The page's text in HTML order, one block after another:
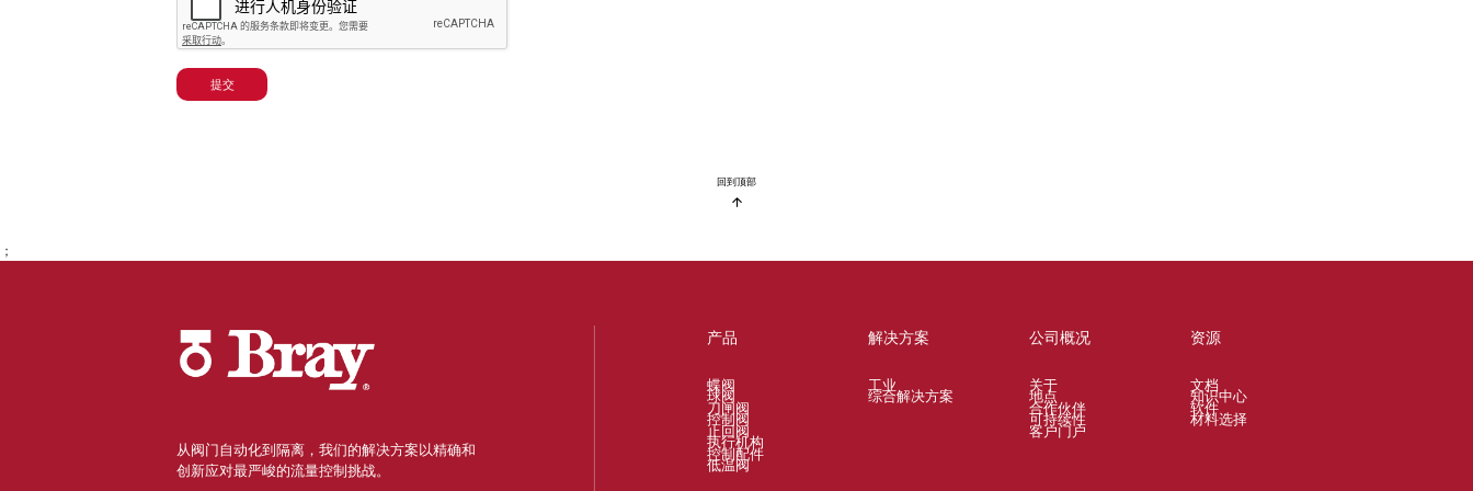
提交
回到顶部
；
从阀门自动化到隔离，我们的解决方案以精确和
创新应对最严峻的流量控制挑战。
产品
蝶阀
球阀
刀闸阀
控制阀
止回阀
执行机构
控制配件
低温阀
解决方案
工业
综合解决方案
公司概况
关于
地点
合作伙伴
可持续性
客户门户
资源
文档
知识中心
软件
材料选择